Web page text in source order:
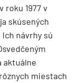
1977 v
skúsených
návrhy sú
aktuálne
miestach